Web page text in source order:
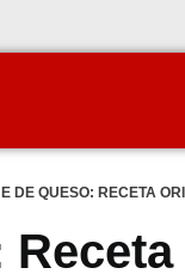
DE QUESO: RECETA